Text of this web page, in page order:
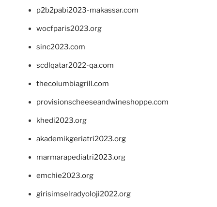
p2b2pabi2023-makassar.com
wocfparis2023.org
sinc2023.com
scdlqatar2022-qa.com
thecolumbiagrill.com
provisionscheeseandwineshoppe.com
khedi2023.org
akademikgeriatri2023.org
marmarapediatri2023.org
emchie2023.org
girisimselradyoloji2022.org